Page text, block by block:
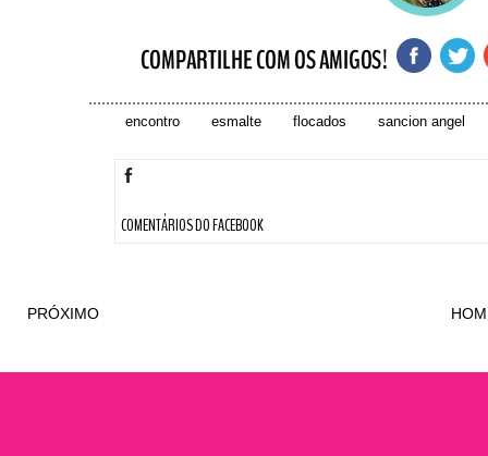
encontro esmalte flocados sancion angel
COMENTÁRIOS DO FACEBOOK
PRÓXIMO